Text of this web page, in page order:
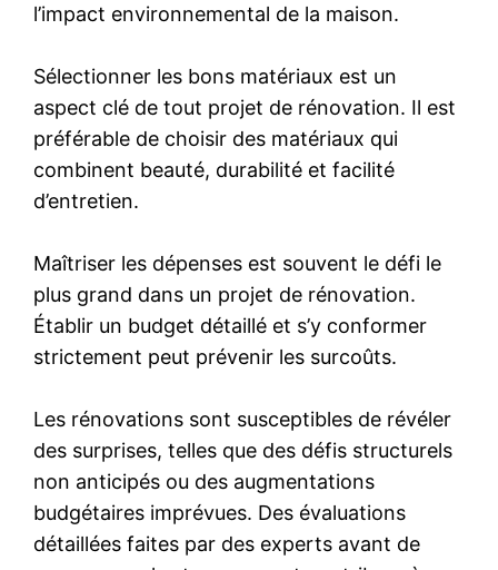
l’impact environnemental de la maison.
Sélectionner les bons matériaux est un
aspect clé de tout projet de rénovation. Il est
préférable de choisir des matériaux qui
combinent beauté, durabilité et facilité
d’entretien.
Maîtriser les dépenses est souvent le défi le
plus grand dans un projet de rénovation.
Établir un budget détaillé et s’y conformer
strictement peut prévenir les surcoûts.
Les rénovations sont susceptibles de révéler
des surprises, telles que des défis structurels
non anticipés ou des augmentations
budgétaires imprévues. Des évaluations
détaillées faites par des experts avant de